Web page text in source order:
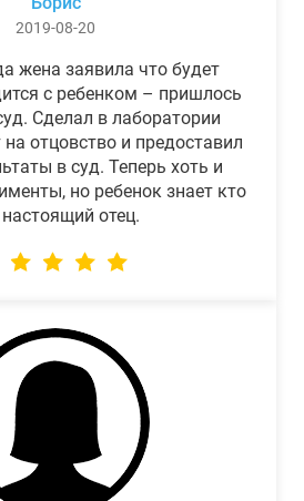
2019-08-20
жена заявила что будет
с ребенком – пришлось
Сделал в лаборатории
отцовство и предоставил
в суд. Теперь хоть и
но ребенок знает кто
настоящий отец.